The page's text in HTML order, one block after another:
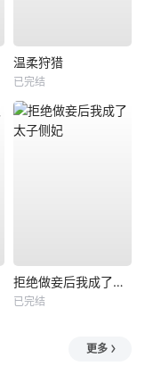
温柔狩猎
已完结
拒绝做妾后我成了太子侧妃
已完结
更多